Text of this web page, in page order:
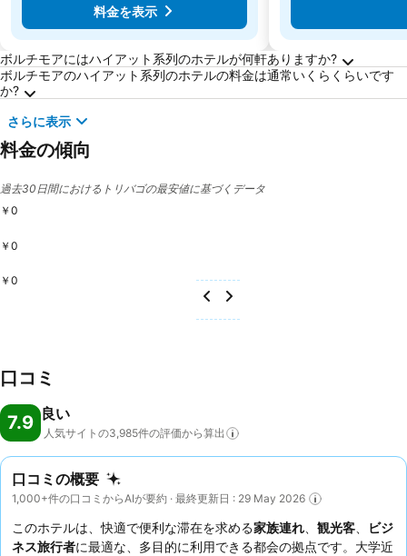
料金を表示
ボルチモアに関するよくある質問
ボルチモアにはハイアット系列のホテルが何軒ありますか?
ボルチモアのハイアット系列のホテルの料金は通常いくらくらいです
か?
さらに表示
料金の傾向
過去30日間におけるトリバゴの最安値に基づくデータ
￥0
￥0
￥0
口コミ
7.9 良い
人気サイトの3,985件の評価から算出
口コミの概要
1,000+件の口コミからAIが要約 · 最終更新日 : 29 May 2026
このホテルは、快適で便利な滞在を求める家族連れ 観光客
ビジ
ネス旅行者に最適な、多目的に利用できる都会の拠点です。大学近